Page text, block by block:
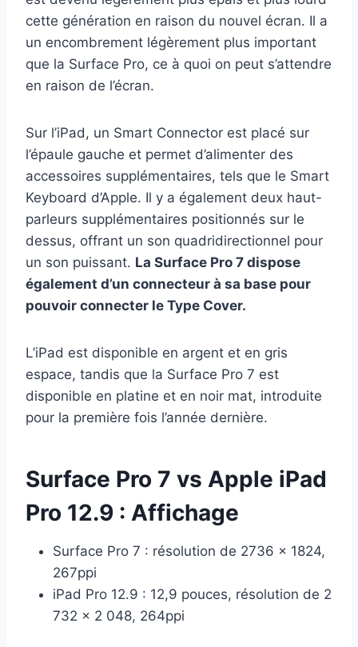
cette génération en raison du nouvel écran. Il a
un encombrement légèrement plus important
que la Surface Pro, ce à quoi on peut s’attendre
en raison de l’écran.
Sur l’iPad, un Smart Connector est placé sur
l’épaule gauche et permet d’alimenter des
accessoires supplémentaires, tels que le Smart
Keyboard d’Apple. Il y a également deux haut-
parleurs supplémentaires positionnés sur le
dessus, offrant un son quadridirectionnel pour
un son puissant. La Surface Pro 7 dispose
également d’un connecteur à sa base pour
pouvoir connecter le Type Cover.
L’iPad est disponible en argent et en gris
espace, tandis que la Surface Pro 7 est
disponible en platine et en noir mat, introduite
pour la première fois l’année dernière.
Surface Pro 7 vs Apple iPad
Pro 12.9 : Affichage
Surface Pro 7 : résolution de 2736 x 1824,
267ppi
iPad Pro 12.9 : 12,9 pouces, résolution de 2
732 x 2 048, 264ppi